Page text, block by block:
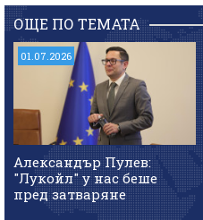
ОЩЕ ПО ТЕМАТА
01.07.2026
Александър Пулев:
"Лукойл" у нас беше
пред затварянe